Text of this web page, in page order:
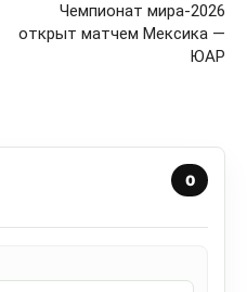
Чемпионат мира-2026
открыт матчем Мексика —
ЮАР
0